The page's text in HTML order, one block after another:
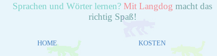
Sprachen und Wörter lernen? Mit Langdog macht das
richtig Spaß!
HOME KOSTEN